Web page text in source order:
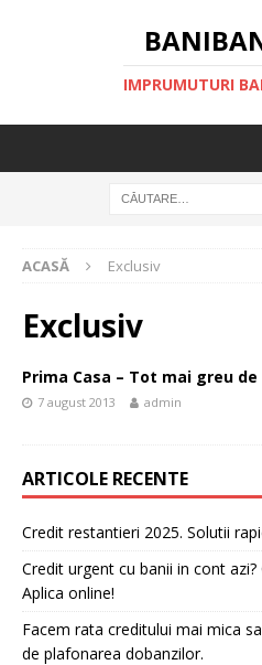
IMPRUMUTURI
ACASĂ Exclusiv
Exclusiv
Prima Casa – Tot mai greu
7 august 2013 admin
ARTICOLE RECENTE
Credit restantieri 2025. Solutii
Credit urgent cu banii in cont
Aplica online!
Facem rata creditului mai mica
de plafonarea dobanzilor.